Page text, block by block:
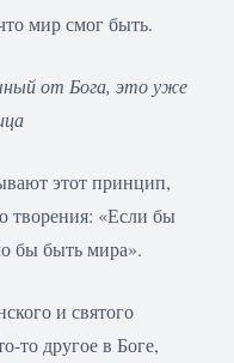
мир смог быть.
от Бога, это уже
этот принцип,
творения: «Если бы
бы быть мира».
и святого
то другое в Боге,